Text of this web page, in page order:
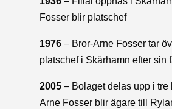
Fosser blir platschef
1976– Bror-Arne Fosser tar
platschef i Skärhamn efter sin
2005– Bolaget delas upp i tre
Arne Fosser blir ägare till